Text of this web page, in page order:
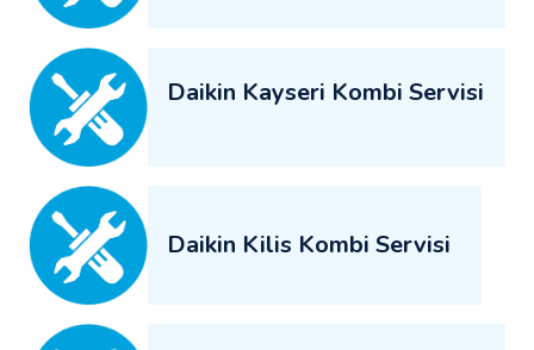
Daikin Kayseri Kombi Servisi
Daikin Kilis Kombi Servisi